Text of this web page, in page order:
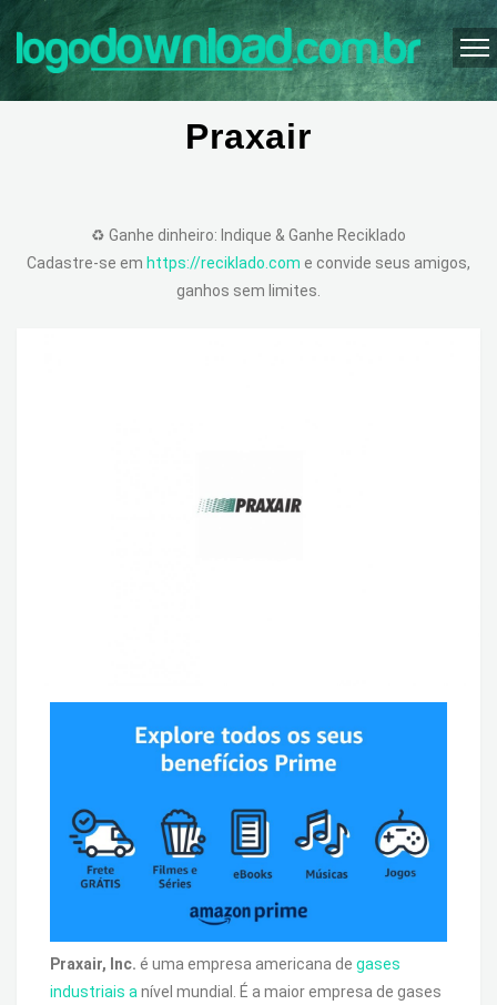
Praxair
♻️ Ganhe dinheiro: Indique & Ganhe Reciklado
Cadastre-se em https://reciklado.com e convide seus amigos,
ganhos sem limites.
Praxair, Inc. é uma empresa americana de gases
industriais a nível mundial. É a maior empresa de gases